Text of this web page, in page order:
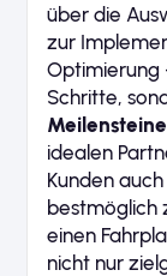
über die
zur
Optimierung
Schritte,
idealen
Kunden
bestmöglich
einen
nicht nur